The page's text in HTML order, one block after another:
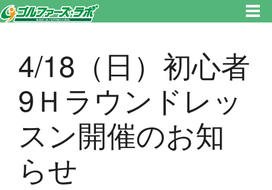
ジです。新宿区、若松河田で気軽にゴルフレッスン！
4/18（日）初心者
9Ｈラウンドレッ
スン開催のお知
らせ